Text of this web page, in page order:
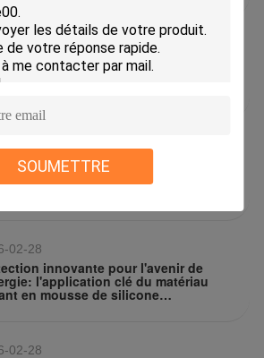
SOUMETTRE
thermique et l'isolation
03-27
silicone + haute conductivité
+ ajustement doux - Z-Paster Pad
électroniques
03-07
résultats du test de résistance
du matériau conducteur
02-28
innovante pour l'avenir de
l'application clé du matériau
en mousse de silicone
02-28